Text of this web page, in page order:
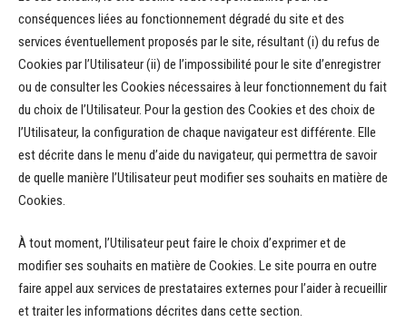
conséquences liées au fonctionnement dégradé du site et des
services éventuellement proposés par le site, résultant (i) du refus de
Cookies par l’Utilisateur (ii) de l’impossibilité pour le site d’enregistrer
ou de consulter les Cookies nécessaires à leur fonctionnement du fait
du choix de l’Utilisateur. Pour la gestion des Cookies et des choix de
l’Utilisateur, la configuration de chaque navigateur est différente. Elle
est décrite dans le menu d’aide du navigateur, qui permettra de savoir
de quelle manière l’Utilisateur peut modifier ses souhaits en matière de
Cookies.
À tout moment, l’Utilisateur peut faire le choix d’exprimer et de
modifier ses souhaits en matière de Cookies. Le site pourra en outre
faire appel aux services de prestataires externes pour l’aider à recueillir
et traiter les informations décrites dans cette section.